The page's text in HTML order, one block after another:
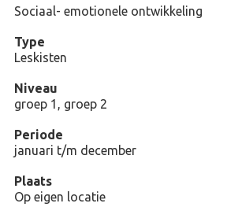
Sociaal- emotionele ontwikkeling
Type
Leskisten
Niveau
groep 1, groep 2
Periode
januari t/m december
Plaats
Op eigen locatie